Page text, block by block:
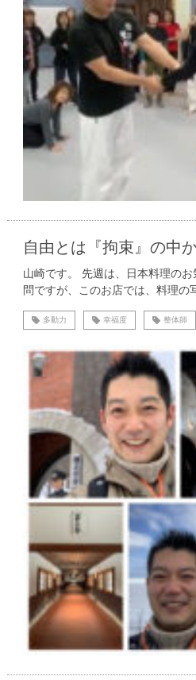
自由とは『拘束』の中
山崎です。 先週は、日本料理の
問ですが、このお店では、料理の
多動力 幸福度 整体師